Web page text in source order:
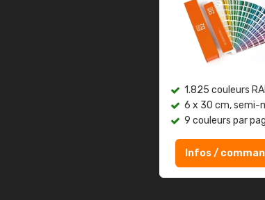
1.825 couleurs
6 x 30 cm, semi-
9 couleurs par
Infos /